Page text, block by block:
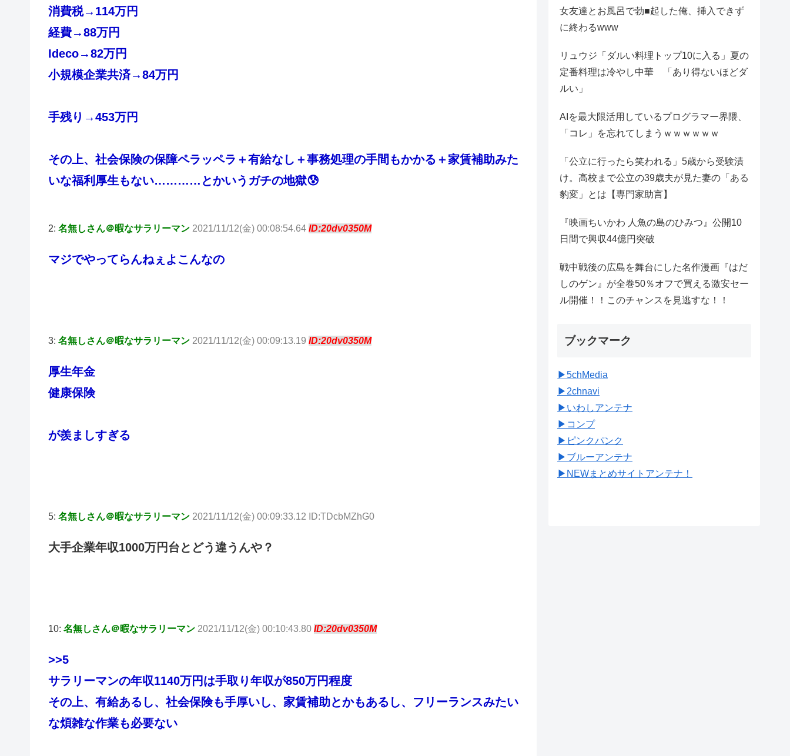
消費税→114万円
経費→88万円
Ideco→82万円
小規模企業共済→84万円
手残り→453万円
その上、社会保険の保障ペラッペラ＋有給なし＋事務処理の手間もかかる＋家賃補助みた
いな福利厚生もない…………とかいうガチの地獄😰
2: 名無しさん＠暇なサラリーマン 2021/11/12(金) 00:08:54.64 ID:20dv0350M
マジでやってらんねぇよこんなの
3: 名無しさん＠暇なサラリーマン 2021/11/12(金) 00:09:13.19 ID:20dv0350M
厚生年金
健康保険
が羨ましすぎる
5: 名無しさん＠暇なサラリーマン 2021/11/12(金) 00:09:33.12 ID:TDcbMZhG0
大手企業年収1000万円台とどう違うんや？
10: 名無しさん＠暇なサラリーマン 2021/11/12(金) 00:10:43.80 ID:20dv0350M
>>5
サラリーマンの年収1140万円は手取り年収が850万円程度
その上、有給あるし、社会保険も手厚いし、家賃補助とかもあるし、フリーランスみたい
な煩雑な作業も必要ない
女友達とお風呂で勃■起した俺、挿入できず
に終わるwww
リュウジ「ダルい料理トップ10に入る」夏の
定番料理は冷やし中華 「あり得ないほどダ
ルい」
AIを最大限活用しているプログラマー界隈、
「コレ」を忘れてしまうｗｗｗｗｗｗ
「公立に行ったら笑われる」5歳から受験漬
け。高校まで公立の39歳夫が見た妻の「ある
豹変」とは【専門家助言】
『映画ちいかわ 人魚の島のひみつ』公開10
日間で興収44億円突破
戦中戦後の広島を舞台にした名作漫画『はだ
しのゲン』が全巻50％オフで買える激安セー
ル開催！！このチャンスを見逃すな！！
ブックマーク
▶︎5chMedia
▶︎2chnavi
▶︎いわしアンテナ
▶︎コンプ
▶︎ピンクパンク
▶︎ブルーアンテナ
▶︎NEWまとめサイトアンテナ！